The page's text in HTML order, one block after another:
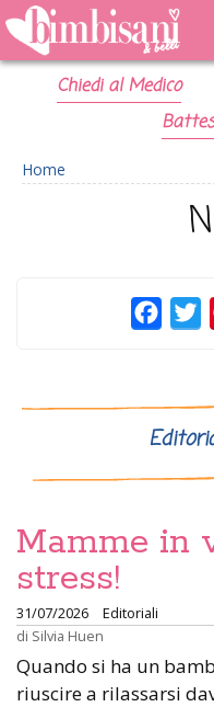
Chiedi al Medico
Home
Mamme in
stress!
31/07/2026
Editoriali
di Silvia Huen
Quando si ha un
riuscire a rilassarsi